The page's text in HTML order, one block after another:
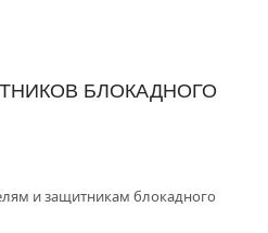
БЛОКАДНОГО
и защитникам блокадного